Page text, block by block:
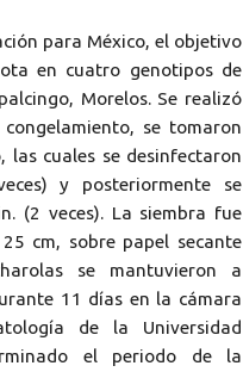
para México, el objetivo
en cuatro genotipos de
Morelos. Se realizó
se tomaron
las cuales se desinfectaron
y posteriormente se
(2 veces). La siembra fue
cm, sobre papel secante
se mantuvieron a
11 días en la cámara
de la Universidad
el periodo de la